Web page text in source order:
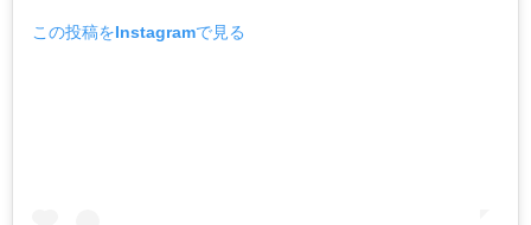
この投稿をInstagramで見る